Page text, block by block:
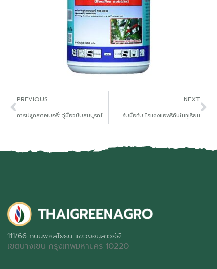
PREVIOUS
การปลูกสตอเบอรี่: คู่มือฉบับสมบูรณ์สำหรับผู้เริ่มต้น
NEXT
รับมือกับ..ไรแดงแอฟริกันในทุเรียน
111/66 ถนนพหลโยธิน แขวงอนุสาวรีย์
เขตบางเขน กรุงเทพมหานคร 10220